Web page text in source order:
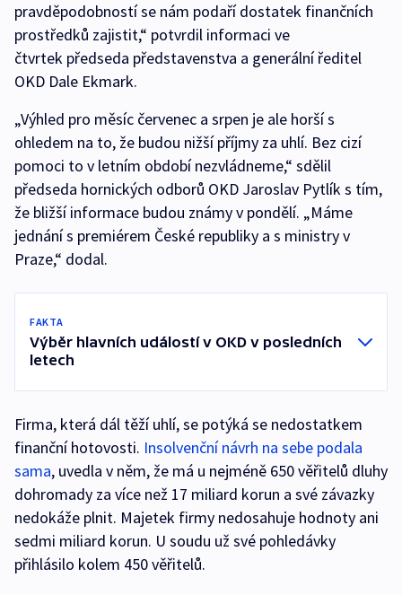
pravděpodobností se nám podaří dostatek finančních
prostředků zajistit,“ potvrdil informaci ve
čtvrtek předseda představenstva a generální ředitel
OKD Dale Ekmark.
„Výhled pro měsíc červenec a srpen je ale horší s
ohledem na to, že budou nižší příjmy za uhlí. Bez cizí
pomoci to v letním období nezvládneme,“ sdělil
předseda hornických odborů OKD Jaroslav Pytlík s tím,
že bližší informace budou známy v pondělí. „Máme
jednání s premiérem České republiky a s ministry v
Praze,“ dodal.
FAKTA
Výběr hlavních událostí v OKD v posledních
letech
Firma, která dál těží uhlí, se potýká se nedostatkem
finanční hotovosti. Insolvenční návrh na sebe podala
sama, uvedla v něm, že má u nejméně 650 věřitelů dluhy
dohromady za více než 17 miliard korun a své závazky
nedokáže plnit. Majetek firmy nedosahuje hodnoty ani
sedmi miliard korun. U soudu už své pohledávky
přihlásilo kolem 450 věřitelů.